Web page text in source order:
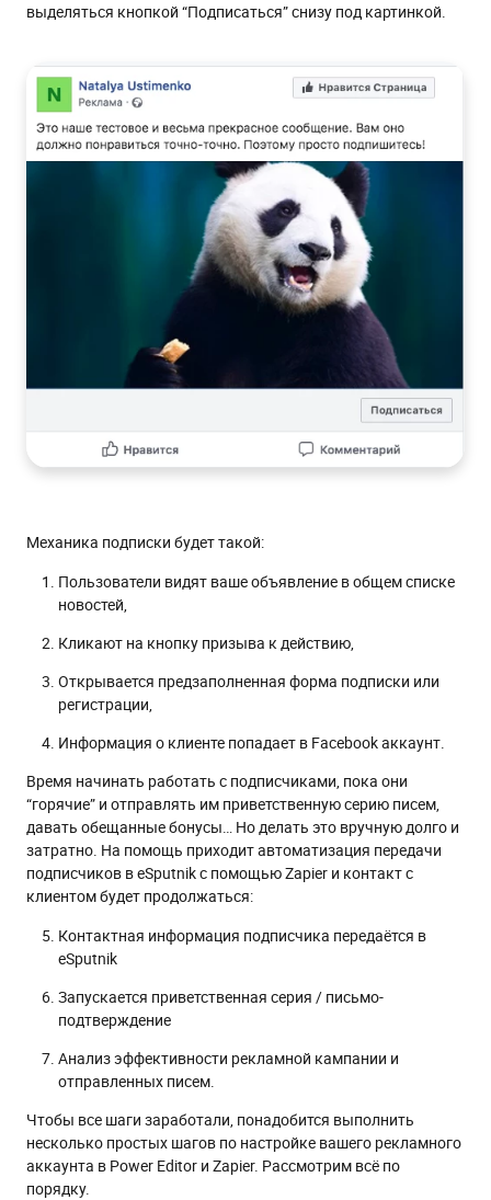
выделяться кнопкой “Подписаться” снизу под картинкой.
Механика подписки будет такой:
Пользователи видят ваше объявление в общем списке
новостей,
Кликают на кнопку призыва к действию,
Открывается предзаполненная форма подписки или
регистрации,
Информация о клиенте попадает в Facebook аккаунт.
Время начинать работать с подписчиками, пока они
“горячие” и отправлять им приветственную серию писем,
давать обещанные бонусы… Но делать это вручную долго и
затратно. На помощь приходит автоматизация передачи
подписчиков в eSputnik с помощью Zapier и контакт с
клиентом будет продолжаться:
Контактная информация подписчика передаётся в
eSputnik
Запускается приветственная серия / письмо-
подтверждение
Анализ эффективности рекламной кампании и
отправленных писем.
Чтобы все шаги заработали, понадобится выполнить
несколько простых шагов по настройке вашего рекламного
аккаунта в Power Editor и Zapier. Рассмотрим всё по
порядку.